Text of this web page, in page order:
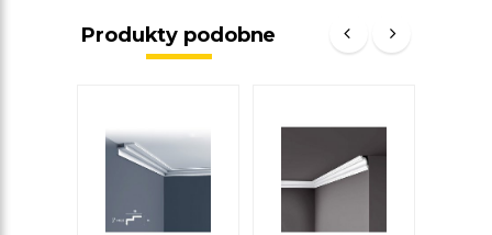
Produkty podobne